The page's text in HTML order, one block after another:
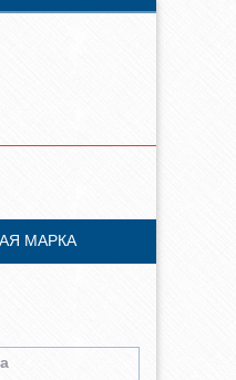
МАРКА